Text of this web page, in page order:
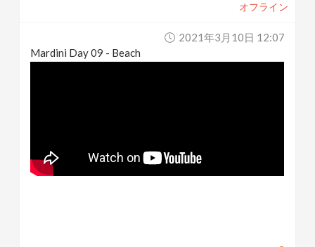
オフライン
2021年3月10日 12:07
Mardini Day 09 - Beach